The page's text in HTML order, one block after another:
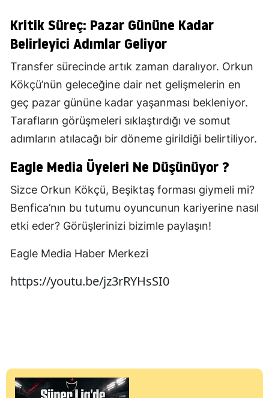
Kritik Süreç: Pazar Gününe Kadar
Belirleyici Adımlar Geliyor
Transfer sürecinde artık zaman daralıyor. Orkun
Kökçü’nün geleceğine dair net gelişmelerin en
geç pazar gününe kadar yaşanması bekleniyor.
Tarafların görüşmeleri sıklaştırdığı ve somut
adımların atılacağı bir döneme girildiği belirtiliyor.
Eagle Media Üyeleri Ne Düşünüyor ?
Sizce Orkun Kökçü, Beşiktaş forması giymeli mi?
Benfica’nın bu tutumu oyuncunun kariyerine nasıl
etki eder? Görüşlerinizi bizimle paylaşın!
Eagle Media Haber Merkezi
https://youtu.be/jz3rRYHsSI0